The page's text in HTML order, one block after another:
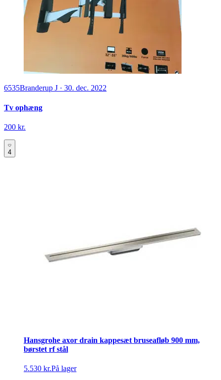
6535Branderup J · 30. dec. 2022
Tv ophæng
200 kr.
4
Hansgrohe axor drain kappesæt bruseafløb 900 mm,
børstet rf stål
5.530 kr.På lager